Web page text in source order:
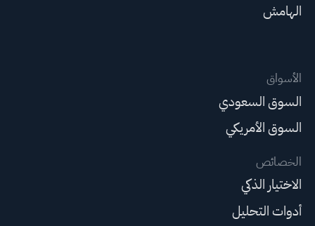
الهامش
الأسواق
السوق السعودي
السوق الأمريكي
الخصائص
الاختيار الذكي
أدوات التحليل